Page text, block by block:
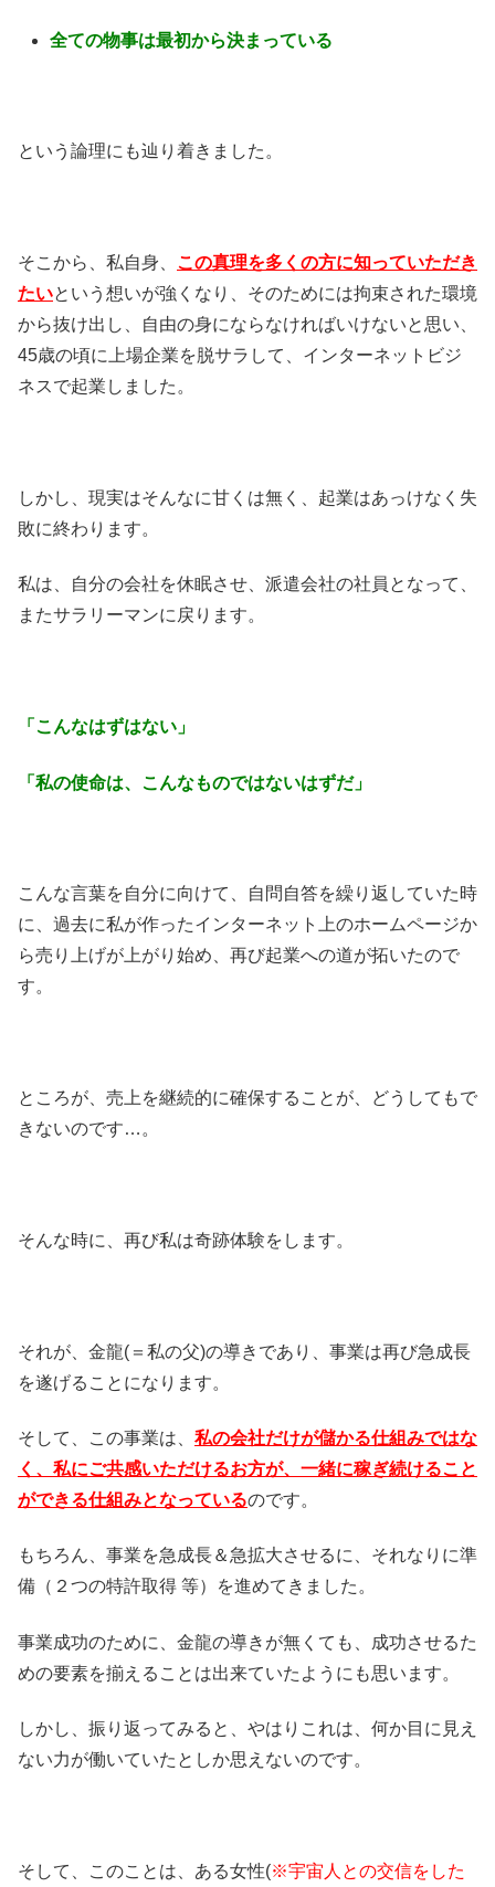
全ての物事は最初から決まっている
という論理にも辿り着きました。
そこから、私自身、 この真理を多くの方に知っていただき
たいという想いが強くなり、そのためには拘束された環境
から抜け出し、自由の身にならなければいけないと思い、
45歳の頃に上場企業を脱サラして、インターネットビジ
ネスで起業しました。
しかし、現実はそんなに甘くは無く、起業はあっけなく失
敗に終わります。
私は、自分の会社を休眠させ、派遣会社の社員となって、
またサラリーマンに戻ります。
「こんなはずはない」
「私の使命は、こんなものではないはずだ」
こんな言葉を自分に向けて、自問自答を繰り返していた時
に、過去に私が作ったインターネット上のホームページか
ら売り上げが上がり始め、再び起業への道が拓いたので
す。
ところが、売上を継続的に確保することが、どうしてもで
きないのです…。
そんな時に、再び私は奇跡体験をします。
それが、金龍(＝私の父)の導きであり、事業は再び急成長
を遂げることになります。
そして、この事業は、 私の会社だけが儲かる仕組みではな
く、私にご共感いただけるお方が、一緒に稼ぎ続けること
ができる仕組みとなっているのです。
もちろん、事業を急成長＆急拡大させるに、それなりに準
備（２つの特許取得 等）を進めてきました。
事業成功のために、金龍の導きが無くても、成功させるた
めの要素を揃えることは出来ていたようにも思います。
しかし、振り返ってみると、やはりこれは、何か目に見え
ない力が働いていたとしか思えないのです。
そして、このことは、ある女性(※宇宙人との交信をした